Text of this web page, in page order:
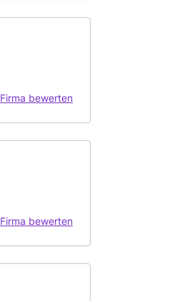
Firma bewerten
Firma bewerten